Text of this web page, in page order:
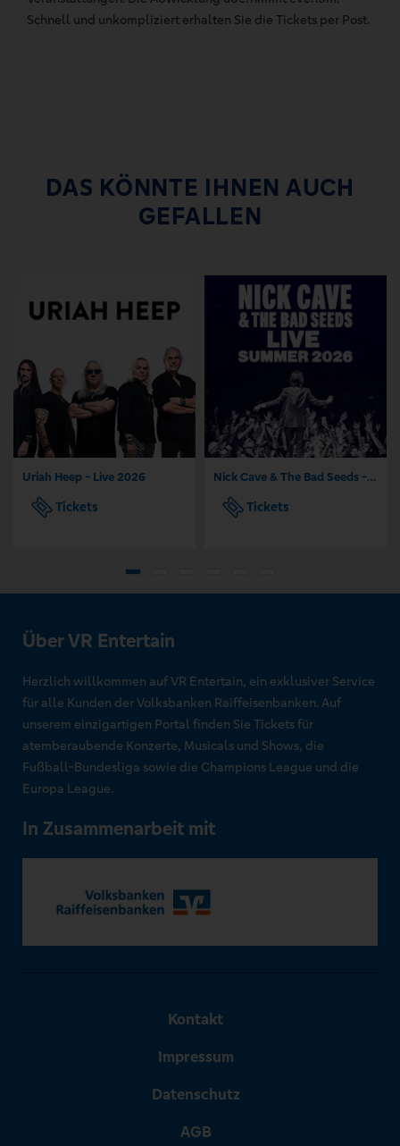
Schnell und unkompliziert erhalten Sie die Tickets per Post.
DAS KÖNNTE IHNEN AUCH
GEFALLEN
Uriah Heep - Live 2026
Tickets
Nick Cave & The Bad Seeds - Tour 2026
Tickets
Über VR Entertain
Herzlich willkommen auf VR Entertain, ein exklusiver Service
für alle Kunden der Volksbanken Raiffeisenbanken. Auf
unserem einzigartigen Portal finden Sie Tickets für
atemberaubende Konzerte, Musicals und Shows, die
Fußball-Bundesliga sowie die Champions League und die
Europa League.
In Zusammenarbeit mit
Kontakt
Impressum
Datenschutz
AGB